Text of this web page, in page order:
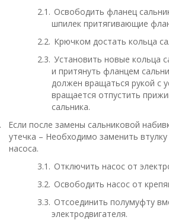
2.1. Освободить фланец
шпилек притягивающие
2.2. Крючком достать кольца
2.3. Установить новые кольца
и притянуть фланцем
должен вращаться рукой с
вращается отпустить
сальника.
Если после замены сальниковой
утечка – Необходимо заменить втулку
насоса.
3.1. Отключить насос от
3.2. Освободить насос от
3.3. Отсоединить полумуфту
электродвигателя.